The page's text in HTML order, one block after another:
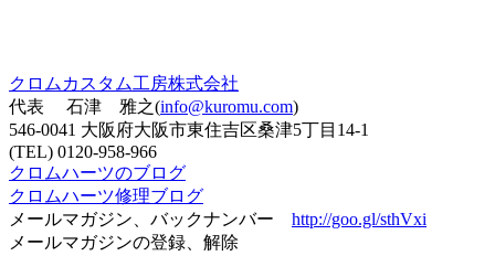
クロムカスタム工房株式会社
代表 石津 雅之(info@kuromu.com)
546-0041 大阪府大阪市東住吉区桑津5丁目14-1
(TEL) 0120-958-966
クロムハーツのブログ
クロムハーツ修理ブログ
メールマガジン、バックナンバー http://goo.gl/sthVxi
メールマガジンの登録、解除